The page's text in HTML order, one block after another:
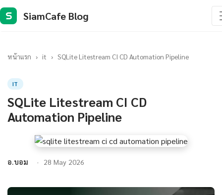
S SiamCafe Blog
หน้าแรก › it › SQLite Litestream CI CD Automation Pipeline
IT
SQLite Litestream CI CD
Automation Pipeline
อ.บอม 28 May 2026